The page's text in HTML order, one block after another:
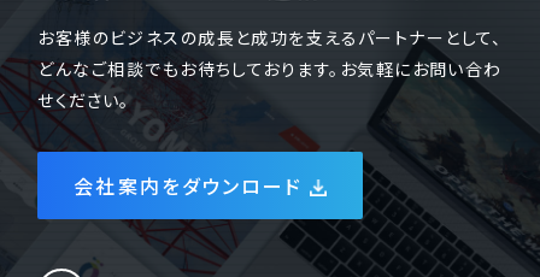
お客様のビジネスの成長と成功を支えるパートナーとして、
どんなご相談でもお待ちしております。お気軽にお問い合わ
せください。
会社案内をダウンロード